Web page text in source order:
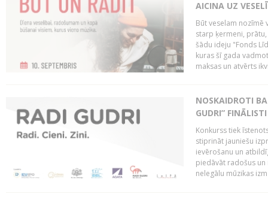
AICINA UZ
Būt veselam nozīmē
starp ķermeni,
šādu ideju "Fonds
kuras šī gada
maksas un atvērts
NOSKAIDROTI
GUDRI” FINĀLISTI
Konkurss tiek
stiprināt jauniešu
ievērošanu un
piedāvāt radošus
nelegālu mūzikas